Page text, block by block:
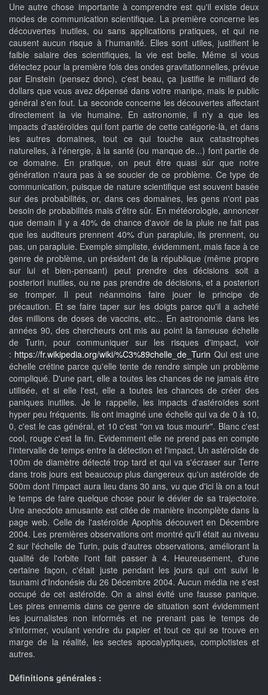
Une autre chose importante à comprendre est qu'il existe deux
modes de communication scientifique. La première concerne les
découvertes inutiles, ou sans applications pratiques, et qui ne
causent aucun risque à l'humanité. Elles sont utiles, justifient le
faible salaire des scientifiques, la vie est belle. Même si vous
détectez pour la première fois des ondes gravitationnelles, prévue
par Einstein (pensez donc), c'est beau, ça justifie le milliard de
dollars que vous avez dépensé dans votre manipe, mais le public
général s'en fout. La seconde concerne les découvertes affectant
directement la vie humaine. En astronomie, il n'y a que les
impacts d'astéroïdes qui font partie de cette catégorie-là, et dans
les autres domaines, tout ce qui touche aux catastrophes
naturelles, à l'énergie, à la santé (ou manque de...) font partie de
ce domaine. En pratique, on peut être quasi sûr que notre
génération n'aura pas à se soucier de ce problème. Ce type de
communication, puisque de nature scientifique est souvent basée
sur des probabilités, or, dans ces domaines, les gens n'ont pas
besoin de probabilités mais d'être sûr. En météorologie, annoncer
que demain il y a 40% de chance d'avoir de la pluie ne fait pas
que les auditeurs prennent 40% d'un parapluie, ils prennent, ou
pas, un parapluie. Exemple simpliste, évidemment, mais face à ce
genre de problème, un président de la république (même propre
sur lui et bien-pensant) peut prendre des décisions soit a
posteriori inutiles, ou ne pas prendre de décisions, et a posteriori
se tromper. Il peut néanmoins faire jouer le principe de
précaution. Et se faire taper sur les doigts parce qu'il a acheté
des millions de doses de vaccins, etc... En astronomie dans les
années 90, des chercheurs ont mis au point la fameuse échelle
de Turin, pour communiquer sur les risques d'impact, voir
: https://fr.wikipedia.org/wiki/%C3%89chelle_de_Turin Qui est une
échelle crétine parce qu'elle tente de rendre simple un problème
compliqué. D'une part, elle a toutes les chances de ne jamais être
utilisée, et si elle l'est, elle a toutes les chances de créer des
paniques inutiles. Je le rappelle, les impacts d'astéroïdes sont
hyper peu fréquents. Ils ont imaginé une échelle qui va de 0 à 10,
0, c'est le cas général, et 10 c'est "on va tous mourir". Blanc c'est
cool, rouge c'est la fin. Evidemment elle ne prend pas en compte
l'intervalle de temps entre la détection et l'impact. Un astéroïde de
100m de diamètre détecté trop tard et qui va s'écraser sur Terre
dans trois jours est beaucoup plus dangereux qu'un astéroïde de
500m dont l'impact aura lieu dans 30 ans, vu que d'ici là on a tout
le temps de faire quelque chose pour le dévier de sa trajectoire.
Une anecdote amusante est citée de manière incomplète dans la
page web. Celle de l'astéroïde Apophis découvert en Décembre
2004. Les premières observations ont montré qu'il était au niveau
2 sur l'échelle de Turin, puis d'autres observations, améliorant la
qualité de l'orbite l'ont fait passer à 4. Heureusement, d'une
certaine façon, c'était juste pendant les jours qui ont suivi le
tsunami d'Indonésie du 26 Décembre 2004. Aucun média ne s'est
occupé de cet astéroïde. On a ainsi évité une fausse panique.
Les pires ennemis dans ce genre de situation sont évidemment
les journalistes non informés et ne prenant pas le temps de
s'informer, voulant vendre du papier et tout ce qui se trouve en
marge de la réalité, les sectes apocalyptiques, complotistes et
autres.
Définitions générales :